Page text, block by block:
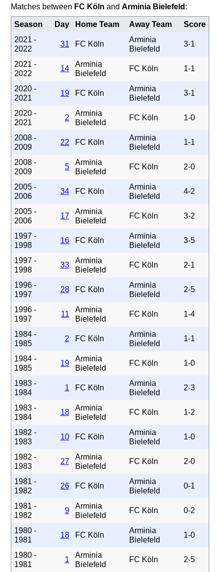
Matches between FC Köln and Arminia Bielefeld :
Season Day Home Team Away Team
Score
2021 -
2022
31 FC Köln
Arminia
Bielefeld
3-1
2021 -
2022
14
Arminia
Bielefeld
FC Köln 1-1
2020 -
2021
19 FC Köln
Arminia
Bielefeld
3-1
2020 -
2021
2
Arminia
Bielefeld
FC Köln 1-0
2008 -
2009
22 FC Köln
Arminia
Bielefeld
1-1
2008 -
2009
5
Arminia
Bielefeld
FC Köln 2-0
2005 -
2006
34 FC Köln
Arminia
Bielefeld
4-2
2005 -
2006
17
Arminia
Bielefeld
FC Köln 3-2
1997 -
1998
16 FC Köln
Arminia
Bielefeld
3-5
1997 -
1998
33
Arminia
Bielefeld
FC Köln 2-1
1996 -
1997
28 FC Köln
Arminia
Bielefeld
2-5
1996 -
1997
11
Arminia
Bielefeld
FC Köln 1-4
1984 -
1985
2 FC Köln
Arminia
Bielefeld
1-1
1984 -
1985
19
Arminia
Bielefeld
FC Köln 1-0
1983 -
1984
1 FC Köln
Arminia
Bielefeld
2-3
1983 -
1984
18
Arminia
Bielefeld
FC Köln 1-2
1982 -
1983
10 FC Köln
Arminia
Bielefeld
1-0
1982 -
1983
27
Arminia
Bielefeld
FC Köln 2-0
1981 -
1982
26 FC Köln
Arminia
Bielefeld
0-1
1981 -
1982
9
Arminia
Bielefeld
FC Köln 0-2
1980 -
1981
18 FC Köln
Arminia
Bielefeld
1-0
1980 -
1981
1
Arminia
Bielefeld
FC Köln 2-5